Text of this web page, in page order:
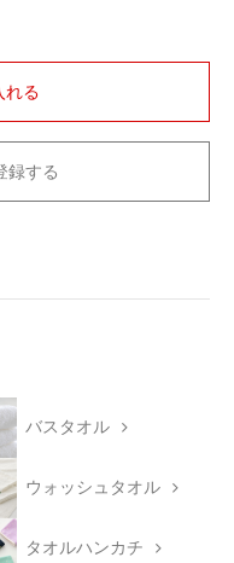
録する
バスタオル
ウォッシュタオル
タオルハンカチ